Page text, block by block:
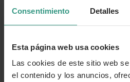
Consentimiento Detalles
Esta página web usa cookies
Las cookies de este sitio web
el contenido y los anuncios,